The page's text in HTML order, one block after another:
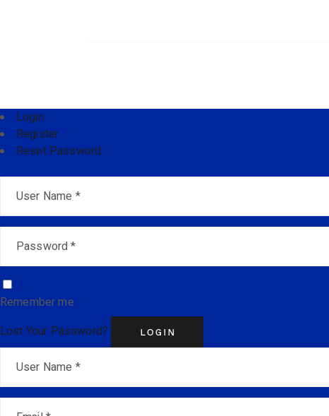
Login
Register
Reset Password
Remember me
Lost Your Password?
LOGIN